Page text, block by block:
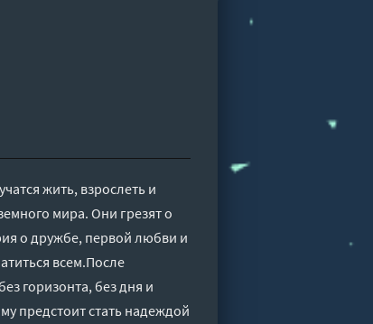
жить, взрослеть и
мира. Они грезят о
о дружбе, первой любви и
всем.После
горизонта, без дня и
предстоит стать надеждой